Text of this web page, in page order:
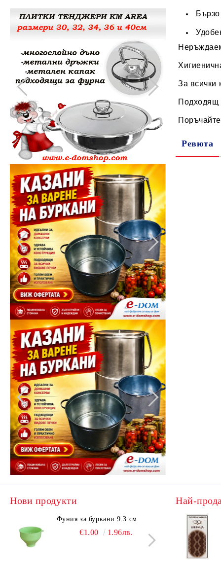
Други домашни потреби
За всички
Подходящ
Ревюта
Нови продукти
Фуния за буркани 9.3 см
€1.00 1.96лв.
Най-